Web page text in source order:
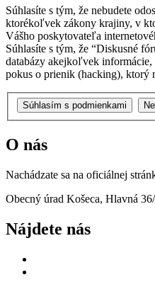
Súhlasíte s tým, že nebudete
ktorékoľvek zákony krajiny, v
Vášho poskytovateľa
Súhlasíte s tým, že “Diskusné
databázy akejkoľvek
pokus o prienik (hacking), ktorý
O nás
Nachádzate sa na oficiálnej
Obecný úrad Košeca, Hlavná
Nájdete nás